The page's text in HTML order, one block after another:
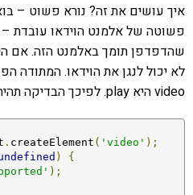
איך עושים את זה? נורא פשוט –
פשוטה של אלמנט הוידאו עובדת
שהדפדפן תומך באלמנט הזה. אם
לא יכול לנגן את הוידאו. המתודה
video היא play. לפיכך הבדיקה תהיה משהו כזה:
. createElement ( 'video' );
)
{
);